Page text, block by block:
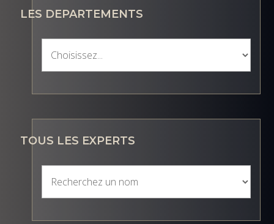
LES DEPARTEMENTS
TOUS LES EXPERTS